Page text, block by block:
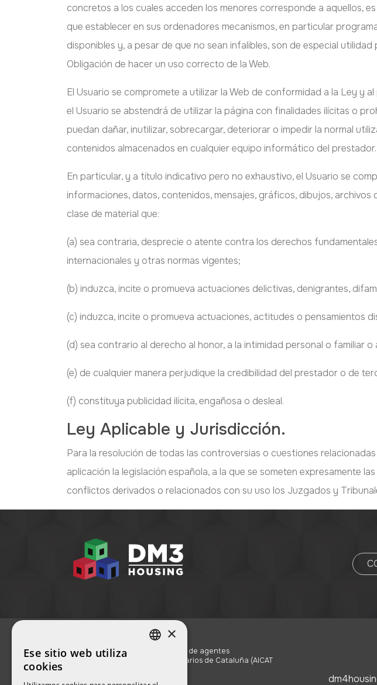
concretos a los cuales acceden los menores corresponde a aquellos,
que establecer en sus ordenadores mecanismos, en particular
disponibles y, a pesar de que no sean infalibles, son de especial
Obligación de hacer un uso correcto de la Web.
El Usuario se compromete a utilizar la Web de conformidad a la Ley y
el Usuario se abstendrá de utilizar la página con finalidades ilícitas o
puedan dañar, inutilizar, sobrecargar, deteriorar o impedir la normal
contenidos almacenados en cualquier equipo informático del prestador.
En particular, y a título indicativo pero no exhaustivo, el Usuario se
informaciones, datos, contenidos, mensajes, gráficos, dibujos,
clase de material que:
(a) sea contraria, desprecie o atente contra los derechos
internacionales y otras normas vigentes;
(b) induzca, incite o promueva actuaciones delictivas, denigrantes,
(c) induzca, incite o promueva actuaciones, actitudes o pensamientos
(d) sea contrario al derecho al honor, a la intimidad personal o familiar
(e) de cualquier manera perjudique la credibilidad del prestador o de
(f) constituya publicidad ilícita, engañosa o desleal.
Ley Aplicable y Jurisdicción.
Para la resolución de todas las controversias o cuestiones
aplicación la legislación española, a la que se someten expresamente
conflictos derivados o relacionados con su uso los Juzgados y
Registro de agentes
inmobiliarios de Cataluña (AICAT
×
Ese sitio web utiliza
cookies